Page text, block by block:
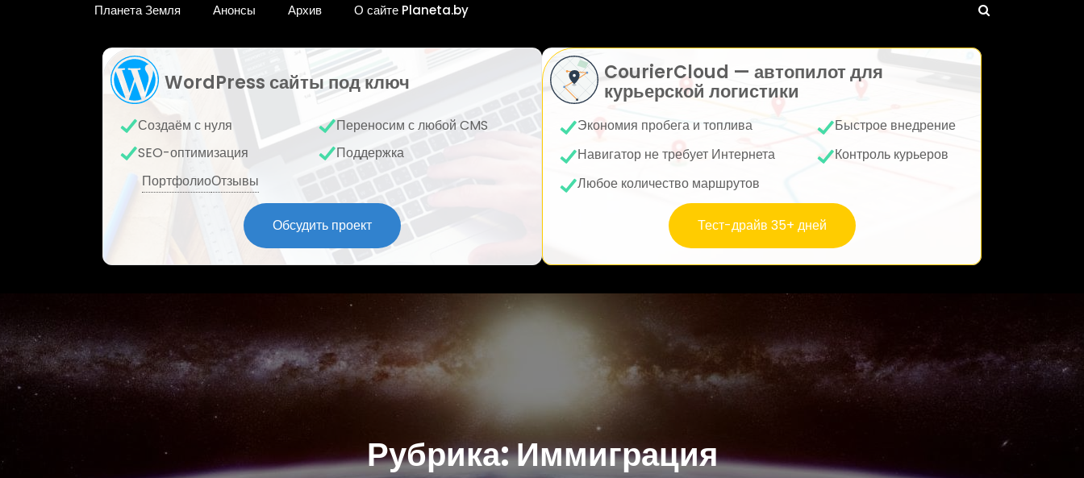
Планета Земля Анонсы Архив О сайте Planeta.by
WordPress сайты под ключ
Создаём с нуля
Переносим с любой CMS
SEO-оптимизация
Поддержка
ПортфолиоОтзывы
Обсудить проект
CourierCloud — автопилот для
курьерской логистики
Экономия пробега и топлива
Быстрое внедрение
Навигатор не требует Интернета
Контроль курьеров
Любое количество маршрутов
Тест-драйв 35+ дней
Рубрика:Иммиграция